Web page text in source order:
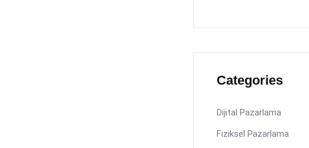
Categories
Dijital Pazarlama
Fiziksel Pazarlama